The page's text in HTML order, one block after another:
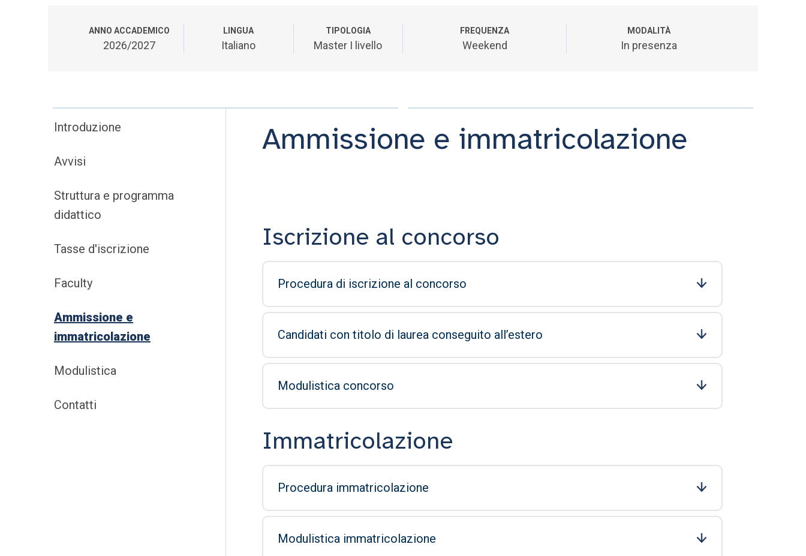
ANNO ACCADEMICO
2026/2027
LINGUA
Italiano
TIPOLOGIA
Master I livello
FREQUENZA
Weekend
MODALITÀ
In presenza
Introduzione
Avvisi
Struttura e programma
didattico
Tasse d'iscrizione
Faculty
Ammissione e
immatricolazione
Modulistica
Contatti
Ammissione e immatricolazione
Iscrizione al concorso
Procedura di iscrizione al concorso
Candidati con titolo di laurea conseguito all’estero
Modulistica concorso
Immatricolazione
Procedura immatricolazione
Modulistica immatricolazione